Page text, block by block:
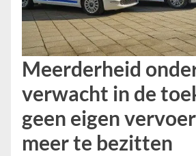
Meerderheid
verwacht in de
geen eigen
meer te bezitten